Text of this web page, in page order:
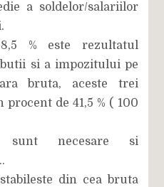
a soldelor/salariilor
% este rezultatul
si a impozitului pe
bruta, aceste trei
de 41,5 % ( 100
sunt necesare si
din cea bruta